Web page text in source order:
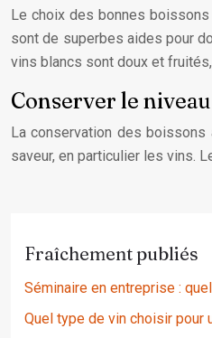
Le choix des bonnes
sont de superbes aides pour
vins blancs sont doux et
Conserver le
La conservation des
saveur, en particulier les vins.
Fraîchement publiés
Séminaire en entreprise :
Quel type de vin choisir pour